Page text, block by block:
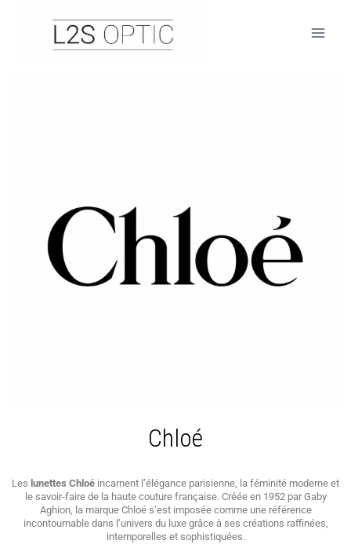
Chloé
Les lunettes Chloé incarnent l’élégance parisienne, la féminité moderne et
le savoir-faire de la haute couture française. Créée en 1952 parGaby
Aghion, la marque Chloés’est imposée comme une référence
incontournable dans l’univers du luxe grâce à ses créations raffinées,
intemporelles et sophistiquées.